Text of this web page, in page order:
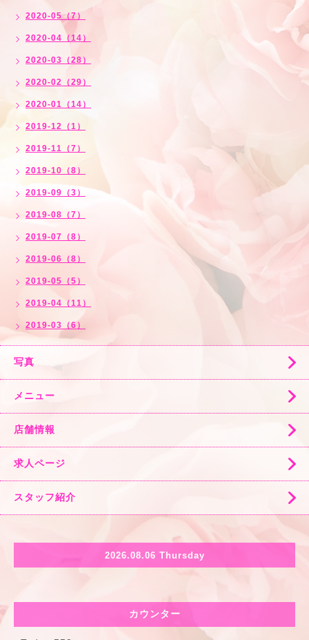
2020-05（7）
2020-04（14）
2020-03（28）
2020-02（29）
2020-01（14）
2019-12（1）
2019-11（7）
2019-10（8）
2019-09（3）
2019-08（7）
2019-07（8）
2019-06（8）
2019-05（5）
2019-04（11）
2019-03（6）
写真
メニュー
店舗情報
求人ページ
スタッフ紹介
2026.08.06 Thursday
カウンター